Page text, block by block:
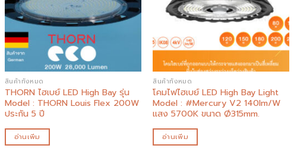
สินค้าทั้งหมด
THORN ไฮเบย์ LED High Bay รุ่น
Model : THORN Louis Flex 200W
ประกัน 5 ปี
อ่านเพิ่ม
สินค้าทั้งหมด
โคมไฟไฮเบย์ LED High Bay Light
Model : #Mercury V2 140lm/W
แสง 5700K ขนาด Ø315mm.
อ่านเพิ่ม